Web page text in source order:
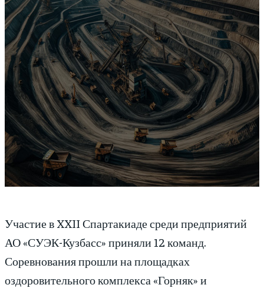
Участие в XXII Спартакиаде среди предприятий
АО «СУЭК-Кузбасс» приняли 12 команд.
Соревнования прошли на площадках
оздоровительного комплекса «Горняк» и